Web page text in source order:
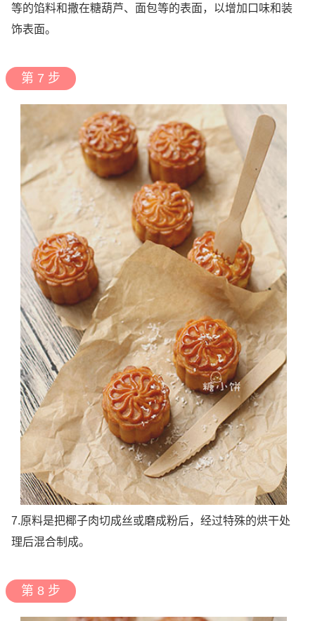
等的馅料和撒在糖葫芦、面包等的表面，以增加口味和装
饰表面。
第 7 步
7.原料是把椰子肉切成丝或磨成粉后，经过特殊的烘干处
理后混合制成。
第 8 步